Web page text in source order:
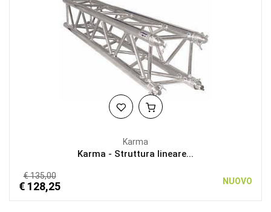
Karma
Karma - Struttura lineare...
€ 135,00
€ 128,25 NUOVO